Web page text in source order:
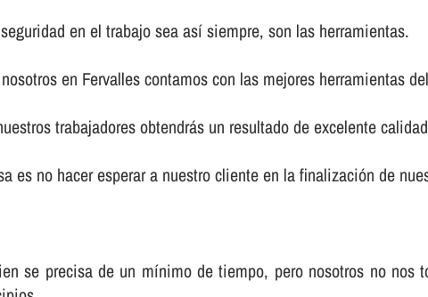
en el trabajo sea así­ siempre, son las herramientas.
en Fervalles contamos con las mejores herramientas
trabajadores obtendrás un resultado de excelente
es no hacer esperar a nuestro cliente en la finalización de
se precisa de un mí­nimo de tiempo, pero nosotros no